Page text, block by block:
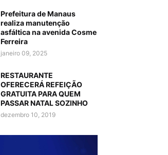
Prefeitura de Manaus
realiza manutenção
asfáltica na avenida Cosme
Ferreira
janeiro 09, 2025
RESTAURANTE
OFERECERÁ REFEIÇÃO
GRATUITA PARA QUEM
PASSAR NATAL SOZINHO
dezembro 10, 2019